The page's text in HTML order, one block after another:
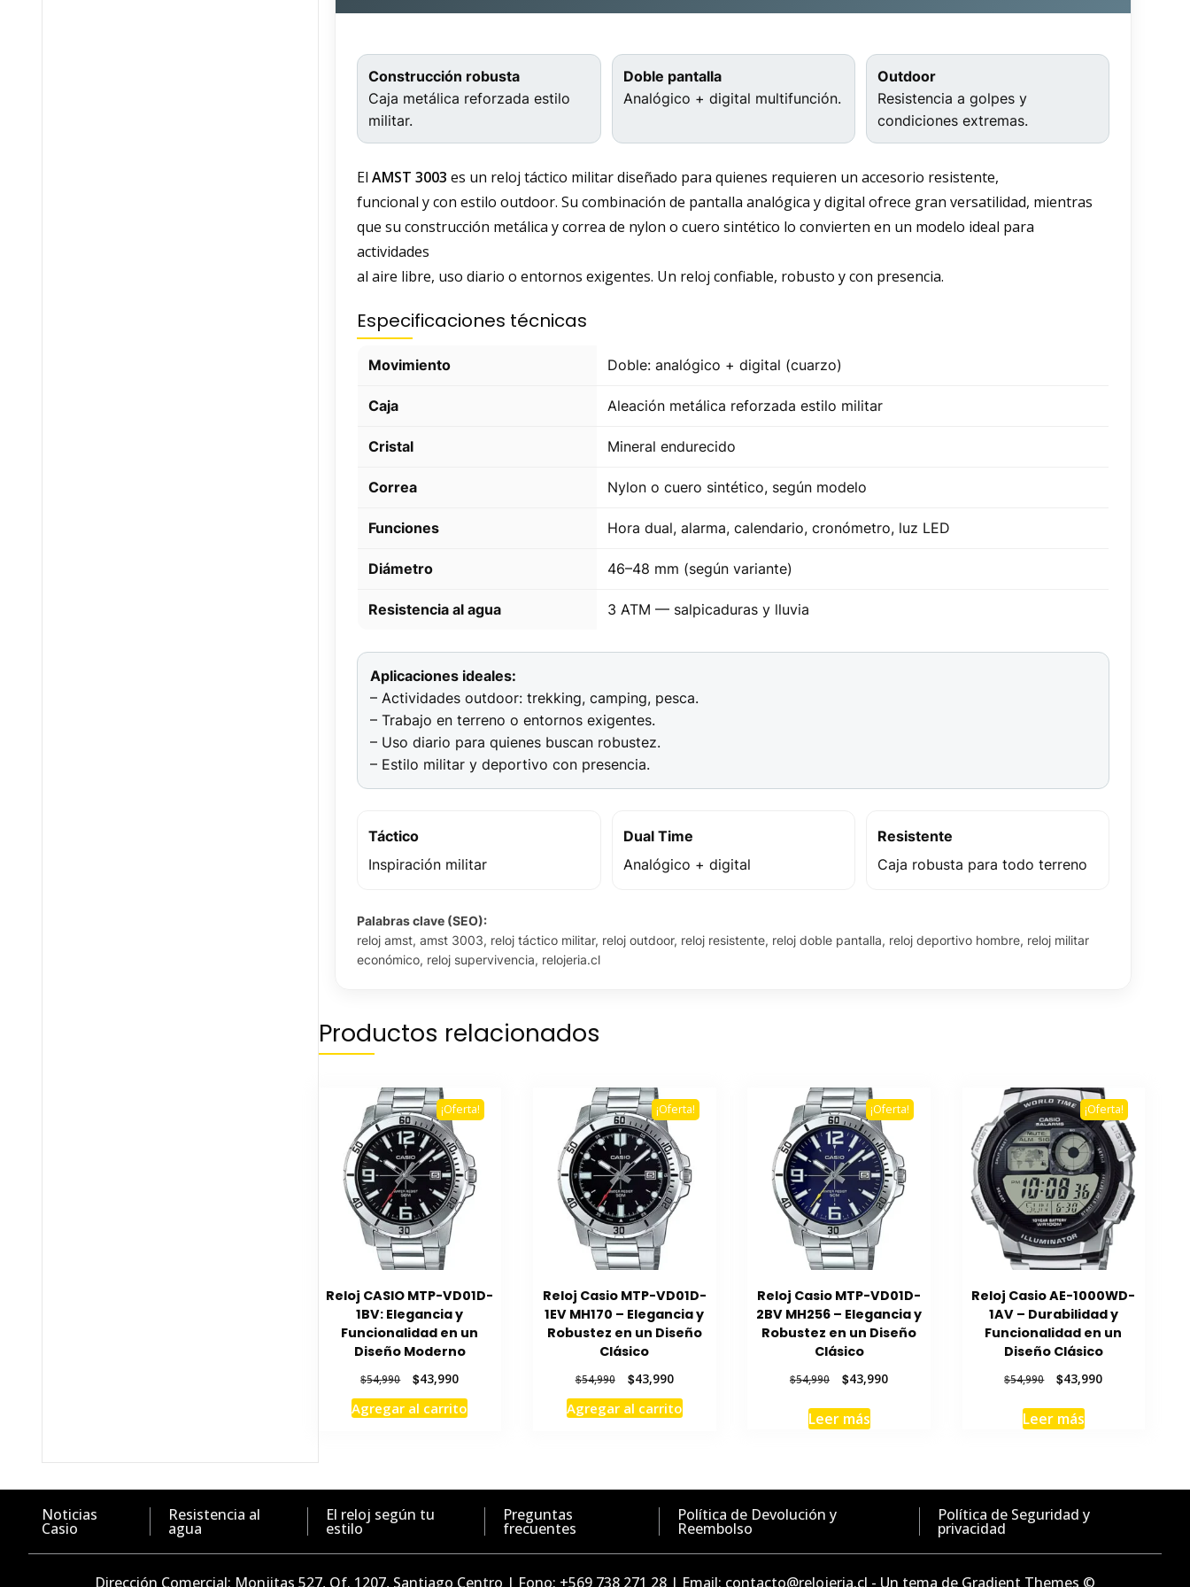
Construcción robusta
Caja metálica reforzada estilo
militar.
Doble pantalla
Analógico + digital multifunción.
Outdoor
Resistencia a golpes y
condiciones extremas.
ElAMST 3003 es un reloj táctico militar diseñado para quienes requieren un accesorio resistente,
funcional y con estilo outdoor. Su combinación de pantalla analógica y digital ofrece gran versatilidad, mientras
que su construcción metálica y correa de nylon o cuero sintético lo convierten en un modelo ideal para
actividades
al aire libre, uso diario o entornos exigentes. Un reloj confiable, robusto y con presencia.
Especificaciones técnicas
Movimiento Doble: analógico + digital (cuarzo)
Caja Aleación metálica reforzada estilo militar
Cristal Mineral endurecido
Correa Nylon o cuero sintético, según modelo
Funciones Hora dual, alarma, calendario, cronómetro, luz LED
Diámetro 46–48 mm (según variante)
Resistencia al agua 3 ATM — salpicaduras y lluvia
Aplicaciones ideales:
– Actividades outdoor: trekking, camping, pesca.
– Trabajo en terreno o entornos exigentes.
– Uso diario para quienes buscan robustez.
– Estilo militar y deportivo con presencia.
Táctico
Inspiración militar
Dual Time
Analógico + digital
Resistente
Caja robusta para todo terreno
Palabras clave (SEO):
reloj amst, amst 3003, reloj táctico militar, reloj outdoor, reloj resistente, reloj doble pantalla, reloj deportivo hombre, reloj militar
económico, reloj supervivencia, relojeria.cl
Productos relacionados
¡Oferta!
Reloj CASIO MTP-VD01D-
1BV: Elegancia y
Funcionalidad en un
Diseño Moderno
$54,990
El
precio
original
$43,990El
precio
actual
Agregar al carrito
¡Oferta!
Reloj Casio MTP-VD01D-
1EV MH170 – Elegancia y
Robustez en un Diseño
Clásico
$54,990
precio
original
$43,990El
precio
actual
Agregar al carrito
¡Oferta!
Reloj Casio MTP-VD01D-
2BV MH256 – Elegancia y
Robustez en un Diseño
Clásico
$54,990
El
original
era:
$43,990El
Leer más
¡Oferta!
Reloj Casio AE-1000WD-
1AV – Durabilidad y
Funcionalidad en un
Diseño Clásico
$54,990
El
original
era:
$43,990El
Leer más
Noticias
Casio
Resistencia al
agua
El reloj según tu
estilo
Preguntas
frecuentes
Política de Devolución y
Reembolso
Política de Seguridad y
privacidad
Dirección Comercial: Monjitas 527, Of. 1207, Santiago Centro | Fono: +569 738 271 28 | Email: contacto@relojeria.cl - Un tema de Gradient Themes ©